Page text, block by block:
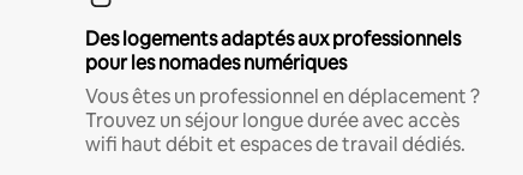
Des logements adaptés aux professionnels
pour les nomades numériques
Vous êtes un professionnel en déplacement ?
Trouvez un séjour longue durée avec accès
wifi haut débit et espaces de travail dédiés.